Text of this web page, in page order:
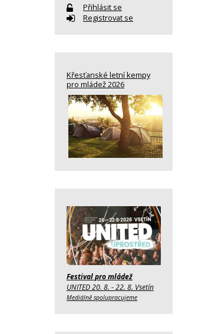
Přihlásit se
Registrovat se
Křesťanské letní kempy
pro mládež 2026
Festival pro mládež
UNITED 20. 8. - 22. 8. Vsetín
Mediálně spolupracujeme